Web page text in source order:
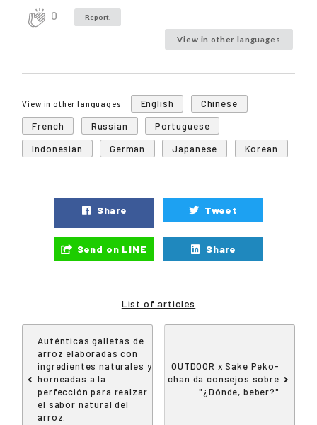
0 Report.
View in other languages
View in other languages English
Chinese
French
Russian
Portuguese
Indonesian
German Japanese Korean
Share Tweet
Send on LINE Share
List of articles
Auténticas galletas de
arroz elaboradas con
ingredientes naturales y
horneadas a la
perfección para realzar
el sabor natural del
arroz.
OUTDOOR x Sake Peko-
chan da consejos sobre
"¿Dónde, beber?"